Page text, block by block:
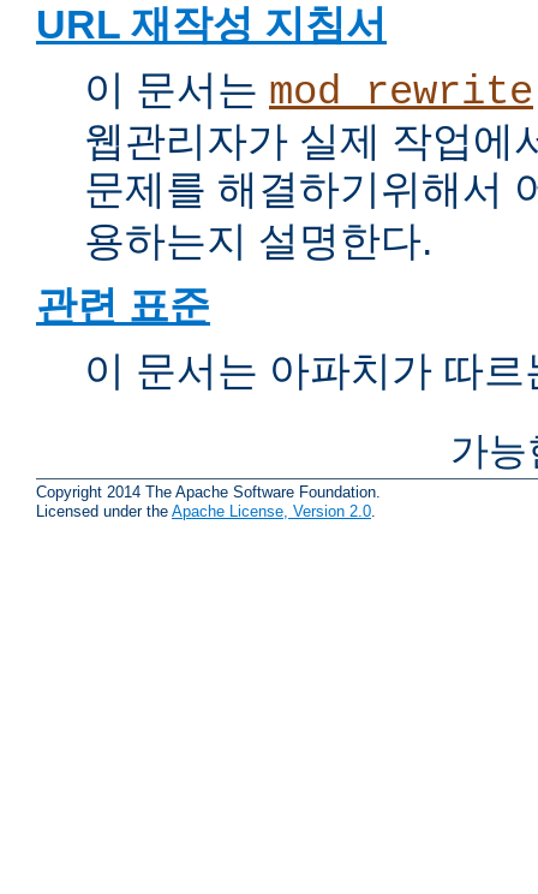
URL 재작성 지침서
이 문서는 mod_rewrite
웹관리자가 실제 작업에
문제를 해결하기위해서
용하는지 설명한다.
관련 표준
이 문서는 아파치가 따
가
Copyright 2014 The Apache Software Foundation.
Licensed under the Apache License, Version 2.0